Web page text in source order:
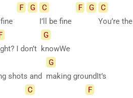
F G
C
I’ll be fine
F G
C
You’re the
I don’t
G
knowWe
shots and
G
making groundIt’s
C
F